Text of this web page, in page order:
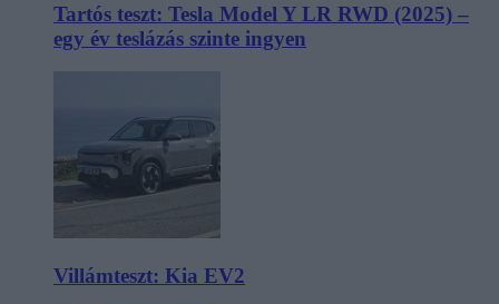
Tartós teszt: Tesla Model Y LR RWD (2025) –
egy év teslázás szinte ingyen
Villámteszt: Kia EV2